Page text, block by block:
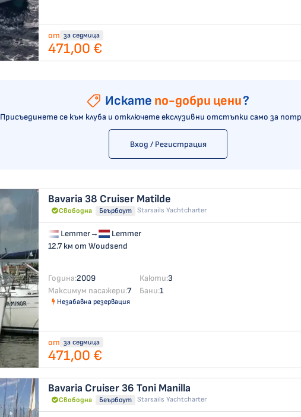
от за седмица
471,00 €
Искате по-добри цени?
Присъединете се към клуба и отключете екслузивни отстъпки само за
Вход / Регистрация
Bavaria 38 Cruiser Matilde
Свободна Беърбоут Starsails Yachtcharter
Lemmer→
Lemmer
12.7 км от Woudsend
Година:2009 Каюти:3
Максимум пасажери:7 Бани:1
Незабавна резервация
от за седмица
471,00 €
Bavaria Cruiser 36 Toni Manilla
Свободна Беърбоут Starsails Yachtcharter